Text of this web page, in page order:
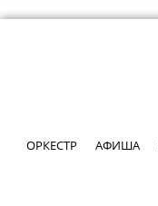
ОРКЕСТР АФИША